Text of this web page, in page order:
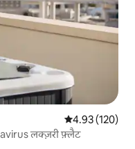
औसत रेटिंग 5 में से
4.93 (120)
लक्ज़री फ़्लैट